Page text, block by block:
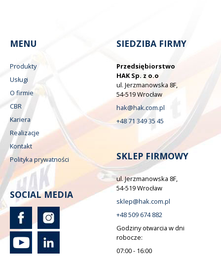
MENU
Produkty
Usługi
O firmie
CBR
Kariera
Realizacje
Kontakt
Polityka prywatności
SOCIAL MEDIA
SIEDZIBA FIRMY
Przedsiębiorstwo
HAK Sp. z o.o
ul. Jerzmanowska 8F,
54-519 Wrocław
hak@hak.com.pl
+48 71 349 35 45
SKLEP FIRMOWY
ul. Jerzmanowska 8F,
54-519 Wrocław
sklep@hak.com.pl
+48 509 674 882
Godziny otwarcia w dni
robocze:
07:00 - 16:00